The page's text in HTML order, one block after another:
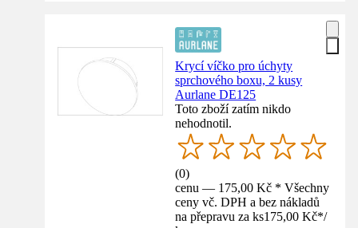
Krycí víčko pro úchyty
sprchového boxu, 2 kusy
Aurlane DE125
Toto zboží zatím nikdo
nehodnotil.
(0)
cenu — 175,00 Kč * Všechny
ceny vč. DPH a bez nákladů
na přepravu za ks175,00 Kč*/